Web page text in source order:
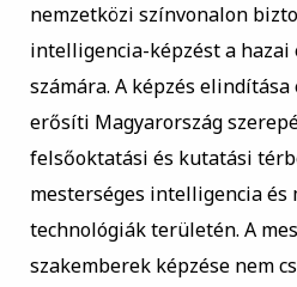
nemzetközi színvonalon
intelligencia-képzést a
számára. A képzés
erősíti Magyarország
felsőoktatási és kutatási
mesterséges intelligencia és
technológiák területén. A
szakemberek képzése nem